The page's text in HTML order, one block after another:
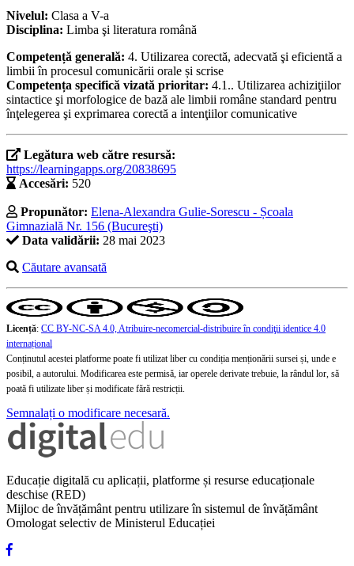
Nivelul: Clasa a V-a
Disciplina: Limba şi literatura română
Competență generală: 4. Utilizarea corectă, adecvată şi eficientă a
limbii în procesul comunicării orale și scrise
Competența specifică vizată prioritar: 4.1.. Utilizarea achiziţiilor
sintactice şi morfologice de bază ale limbii române standard pentru
înţelegerea şi exprimarea corectă a intenţiilor comunicative
Legătura web către resursă:
https://learningapps.org/20838695
Accesări: 520
Propunător: Elena-Alexandra Gulie-Sorescu - Școala
Gimnazială Nr. 156 (Bucureşti)
Data validării: 28 mai 2023
Căutare avansată
Licență: CC BY-NC-SA 4.0, Atribuire-necomercial-distribuire în condiţii identice 4.0
internațional
Conținutul acestei platforme poate fi utilizat liber cu condiția menționării sursei și, unde e
posibil, a autorului. Modificarea este permisă, iar operele derivate trebuie, la rândul lor, să
poată fi utilizate liber și modificate fără restricții.
Semnalați o modificare necesară.
Educație digitală cu aplicații, platforme și resurse educaționale
deschise (RED)
Mijloc de învățământ pentru utilizare în sistemul de învățământ
Omologat selectiv de Ministerul Educației